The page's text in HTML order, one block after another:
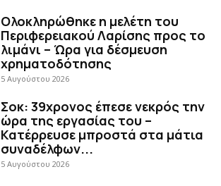
Ολοκληρώθηκε η μελέτη του
Περιφερειακού Λαρίσης προς το
λιμάνι – Ώρα για δέσμευση
χρηματοδότησης
5 Αυγούστου 2026
Σοκ: 39χρονος έπεσε νεκρός την
ώρα της εργασίας του –
Κατέρρευσε μπροστά στα μάτια
συναδέλφων...
5 Αυγούστου 2026